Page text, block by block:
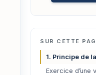
SUR CETTE
1. Principe de
Exercice d’une